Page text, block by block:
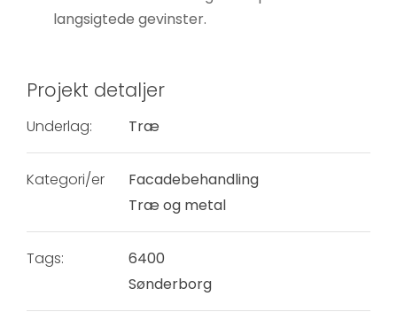
langsigtede gevinster.
Projekt detaljer
Underlag: Træ
Kategori/er
Facadebehandling
Træ og metal
Tags:
6400
Sønderborg